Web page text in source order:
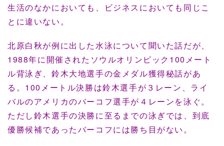
生活のなかにおいても、ビジネスにおいても同じこ
とに違いない。
北原白秋が例に出した水泳について聞いた話だが、
1988年に開催されたソウルオリンピック100メート
ル背泳ぎ、鈴木大地選手の金メダル獲得秘話があ
る。100メートル決勝は鈴木選手が３レーン、ライ
バルのアメリカのバーコフ選手が４レーンを泳ぐ。
ただし鈴木選手の決勝に至るまでの泳ぎでは、到底
優勝候補であったバーコフには勝ち目がない。